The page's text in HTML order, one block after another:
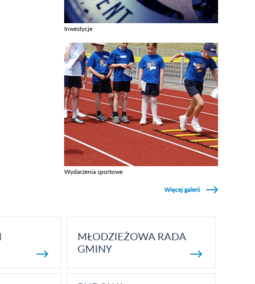
Inwestycje
Wydarzenia sportowe
Więcej galerii
MŁODZIEŻOWA RADA
GMINY